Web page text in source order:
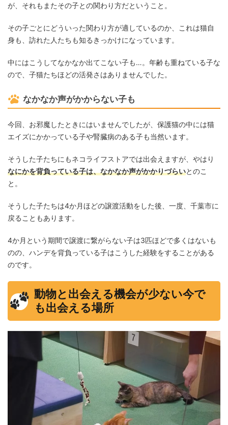
が、それもまたその子との関わり方だということ。
その子ごとにどういった関わり方が適しているのか、これは猫自
身も、訪れた人たちも知るきっかけになっています。
中にはこうしてなかなか出てこない子も…。年齢も重ねている子な
ので、子猫たちほどの活発さはありませんでした。
なかなか声がかからない子も
今回、お邪魔したときにはいませんでしたが、保護猫の中には猫
エイズにかかっている子や腎臓病のある子も当然います。
そうした子たちにもネコライフストアでは出会えますが、やはり
なにかを背負っている子は、なかなか声がかかりづらいとのこ
と。
そうした子たちは4か月ほどの譲渡活動をした後、一度、千葉市に
戻ることもあります。
4か月という期間で譲渡に繋がらない子は3匹ほどで多くはないも
のの、ハンデを背負っている子はこうした経験をすることがある
のです。
動物と出会える機会が少ない今で
も出会える場所